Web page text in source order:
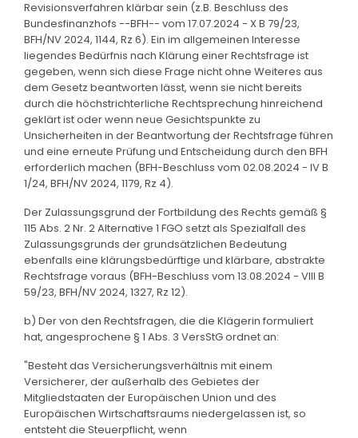
Revisionsverfahren klärbar sein (z.B. Beschluss des
Bundesfinanzhofs --BFH-- vom 17.07.2024 - X B 79/23,
BFH/NV 2024, 1144, Rz 6). Ein im allgemeinen Interesse
liegendes Bedürfnis nach Klärung einer Rechtsfrage ist
gegeben, wenn sich diese Frage nicht ohne Weiteres aus
dem Gesetz beantworten lässt, wenn sie nicht bereits
durch die höchstrichterliche Rechtsprechung hinreichend
geklärt ist oder wenn neue Gesichtspunkte zu
Unsicherheiten in der Beantwortung der Rechtsfrage führen
und eine erneute Prüfung und Entscheidung durch den BFH
erforderlich machen (BFH-Beschluss vom 02.08.2024 - IV B
1/24, BFH/NV 2024, 1179, Rz 4).
Der Zulassungsgrund der Fortbildung des Rechts gemäß §
115 Abs. 2 Nr. 2 Alternative 1 FGO setzt als Spezialfall des
Zulassungsgrunds der grundsätzlichen Bedeutung
ebenfalls eine klärungsbedürftige und klärbare, abstrakte
Rechtsfrage voraus (BFH-Beschluss vom 13.08.2024 - VIII B
59/23, BFH/NV 2024, 1327, Rz 12).
b) Der von den Rechtsfragen, die die Klägerin formuliert
hat, angesprochene § 1 Abs. 3 VersStG ordnet an:
"Besteht das Versicherungsverhältnis mit einem
Versicherer, der außerhalb des Gebietes der
Mitgliedstaaten der Europäischen Union und des
Europäischen Wirtschaftsraums niedergelassen ist, so
entsteht die Steuerpflicht, wenn